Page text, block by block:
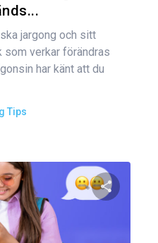
jargong och sitt
verkar förändras
har känt att du
Tips